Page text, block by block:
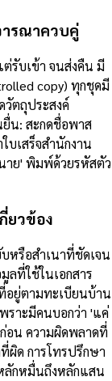
ารณาควบคู่
รับเข้า จนส่งคืน มี
copy) ทุกชุดมี
วัตถุประสงค์
ยื่น: สะกดชื่อพาส
บเสร็จสำนักงาน
าย' พิมพ์ด้วยรหัสตัว
ยวข้อง
หรือสำเนาที่ชัดเจน
ลที่ใช้ในเอกสาร
อยู่ตามทะเบียนบ้าน
ราะมีคนบอกว่า 'แค่
ก่อน ความผิดพลาดที่
ผิด การโทรปรึกษา
ลักหมื่นถึงหลักแสน